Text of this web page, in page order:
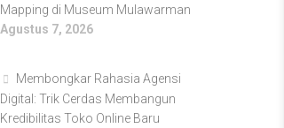
Mapping di Museum Mulawarman
Agustus 7, 2026
Membongkar Rahasia Agensi
Digital: Trik Cerdas Membangun
Kredibilitas Toko Online Baru